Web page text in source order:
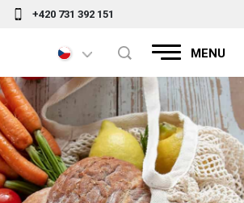
+420 731 392 151
MENU